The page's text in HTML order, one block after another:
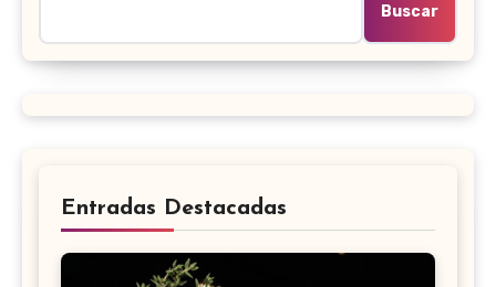
Buscar
Entradas Destacadas